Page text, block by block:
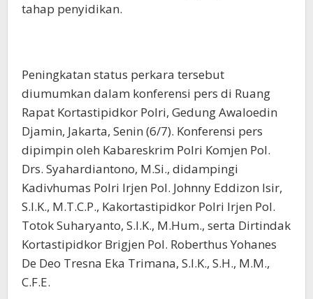
tahap penyidikan.
Peningkatan status perkara tersebut
diumumkan dalam konferensi pers di Ruang
Rapat Kortastipidkor Polri, Gedung Awaloedin
Djamin, Jakarta, Senin (6/7). Konferensi pers
dipimpin oleh Kabareskrim Polri Komjen Pol.
Drs. Syahardiantono, M.Si., didampingi
Kadivhumas Polri Irjen Pol. Johnny Eddizon Isir,
S.I.K., M.T.C.P., Kakortastipidkor Polri Irjen Pol.
Totok Suharyanto, S.I.K., M.Hum., serta Dirtindak
Kortastipidkor Brigjen Pol. Roberthus Yohanes
De Deo Tresna Eka Trimana, S.I.K., S.H., M.M.,
C.F.E.